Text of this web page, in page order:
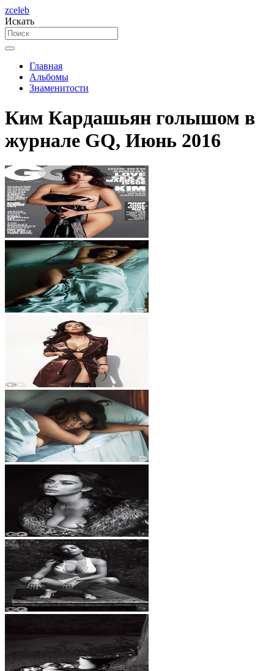
zceleb
Искать
Главная
Альбомы
Знаменитости
Ким Кардашьян голышом в
журнале GQ, Июнь 2016